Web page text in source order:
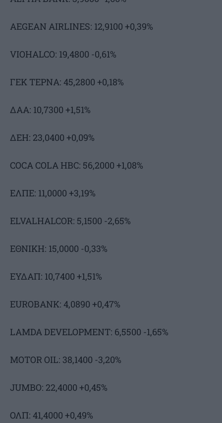
AEGEAN AIRLINES: 12,9100 +0,39%
VIOHALCO: 19,4800 -0,61%
ΓΕΚ ΤΕΡΝΑ: 45,2800 +0,18%
ΔΑΑ: 10,7300 +1,51%
ΔΕΗ: 23,0400 +0,09%
COCA COLA HBC: 56,2000 +1,08%
ΕΛΠΕ: 11,0000 +3,19%
ELVALHALCOR: 5,1500 -2,65%
ΕΘΝΙΚΗ: 15,0000 -0,33%
ΕΥΔΑΠ: 10,7400 +1,51%
EUROBANK: 4,0890 +0,47%
LAMDA DEVELOPMENT: 6,5500 -1,65%
MOTOR OIL: 38,1400 -3,20%
JUMBO: 22,4000 +0,45%
ΟΛΠ: 41,4000 +0,49%